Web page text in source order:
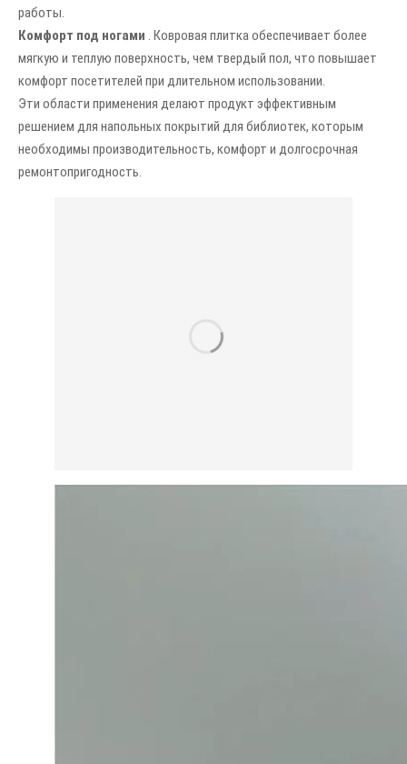
работы.
Комфорт под ногами . Ковровая плитка обеспечивает более
мягкую и теплую поверхность, чем твердый пол, что повышает
комфорт посетителей при длительном использовании.
Эти области применения делают продукт эффективным
решением для напольных покрытий для библиотек, которым
необходимы производительность, комфорт и долгосрочная
ремонтопригодность.